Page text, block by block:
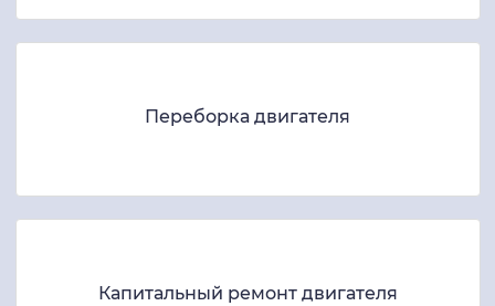
Переборка двигателя
Капитальный ремонт двигателя